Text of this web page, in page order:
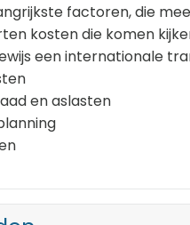
factoren, die
kosten die komen
een internationale
en aslasten